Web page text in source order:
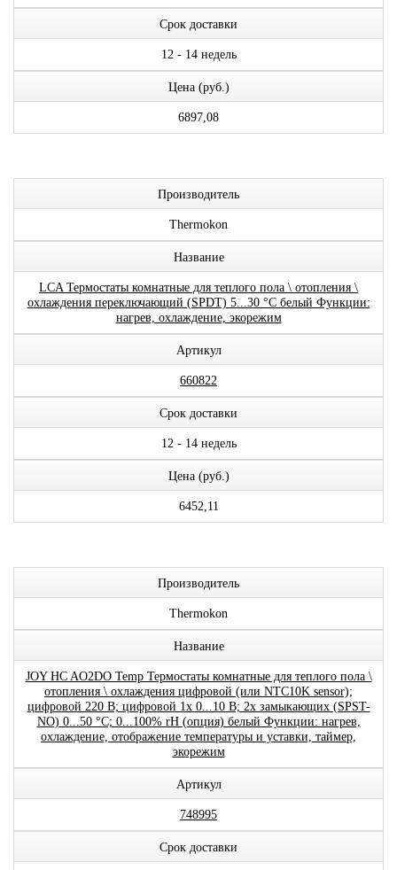
Срок доставки
12 - 14 недель
Цена (руб.)
6897,08
Производитель
Thermokon
Название
LCA Термостаты комнатные для теплого пола \ отопления \
охлаждения переключающий (SPDT) 5...30 °C белый Функции:
нагрев, охлаждение, экорежим
Артикул
660822
Срок доставки
12 - 14 недель
Цена (руб.)
6452,11
Производитель
Thermokon
Название
JOY HC AO2DO Temp Термостаты комнатные для теплого пола \
отопления \ охлаждения цифровой (или NTC10K sensor);
цифровой 220 В; цифровой 1x 0...10 В; 2x замыкающих (SPST-
NO) 0...50 °C; 0...100% rH (опция) белый Функции: нагрев,
охлаждение, отображение температуры и уставки, таймер,
экорежим
Артикул
748995
Срок доставки